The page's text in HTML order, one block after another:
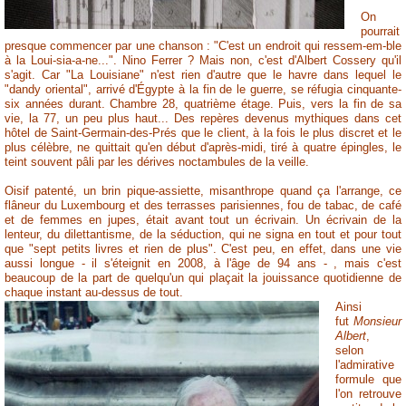
On
pourrait
presque commencer par une chanson : "C'est un endroit qui ressem-em-ble
à la Loui-sia-a-ne...". Nino Ferrer ? Mais non, c'est d'Albert Cossery qu'il
s'agit. Car "La Louisiane" n'est rien d'autre que le havre dans lequel le
"dandy oriental", arrivé d'Égypte à la fin de le guerre, se réfugia cinquante-
six années durant. Chambre 28, quatrième étage. Puis, vers la fin de sa
vie, la 77, un peu plus haut... Des repères devenus mythiques dans cet
hôtel de Saint-Germain-des-Prés que le client, à la fois le plus discret et le
plus célèbre, ne quittait qu'en début d'après-midi, tiré à quatre épingles, le
teint souvent pâli par les dérives noctambules de la veille.
Oisif patenté, un brin pique-assiette, misanthrope quand ça l'arrange, ce
flâneur du Luxembourg et des terrasses parisiennes, fou de tabac, de café
et de femmes en jupes, était avant tout un écrivain. Un écrivain de la
lenteur, du dilettantisme, de la séduction, qui ne signa en tout et pour tout
que "sept petits livres et rien de plus". C'est peu, en effet, dans une vie
aussi longue - il s'éteignit en 2008, à l'âge de 94 ans - , mais c'est
beaucoup de la part de quelqu'un qui plaçait la jouissance quotidienne de
chaque instant au-dessus de tout.
Ainsi
fut Monsieur
Albert
selon
l'admirative
formule que
l'on retrouve